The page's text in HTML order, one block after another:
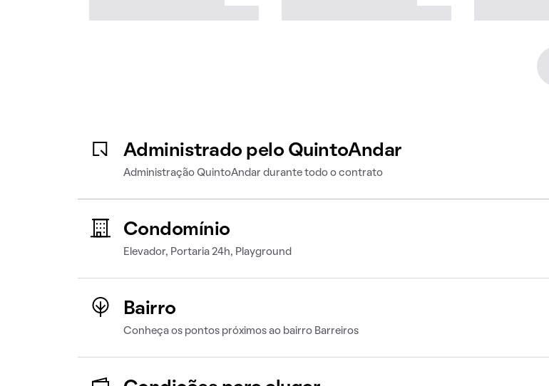
Administrado pelo QuintoAndar
Administração QuintoAndar durante todo o contrato
Condomínio
Elevador, Portaria 24h, Playground
Bairro
Conheça os pontos próximos ao bairro Barreiros